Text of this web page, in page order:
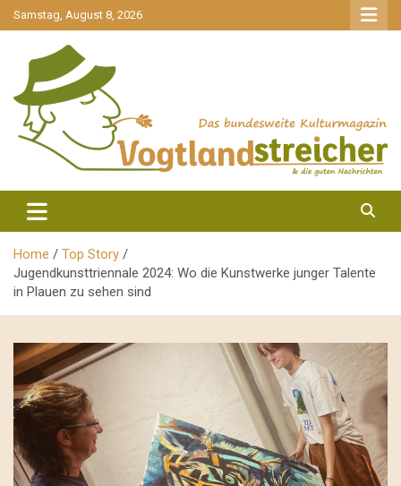
gehe
zum
Samstag, August 8, 2026
Vogtlandstreicher
Home
Top Story
Jugendkunsttriennale 2024: Wo die Kunstwerke junger Talente
in Plauen zu sehen sind